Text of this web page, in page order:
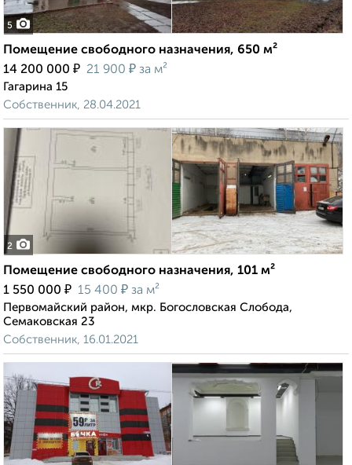
5
Помещение свободного назначения, 650 м²
14 200 000 ₽ 21 900 ₽ за м²
Гагарина 15
Собственник, 28.04.2021
2
Помещение свободного назначения, 101 м²
1 550 000 ₽ 15 400 ₽ за м²
Первомайский район, мкр. Богословская Слобода,
Семаковская 23
Собственник, 16.01.2021